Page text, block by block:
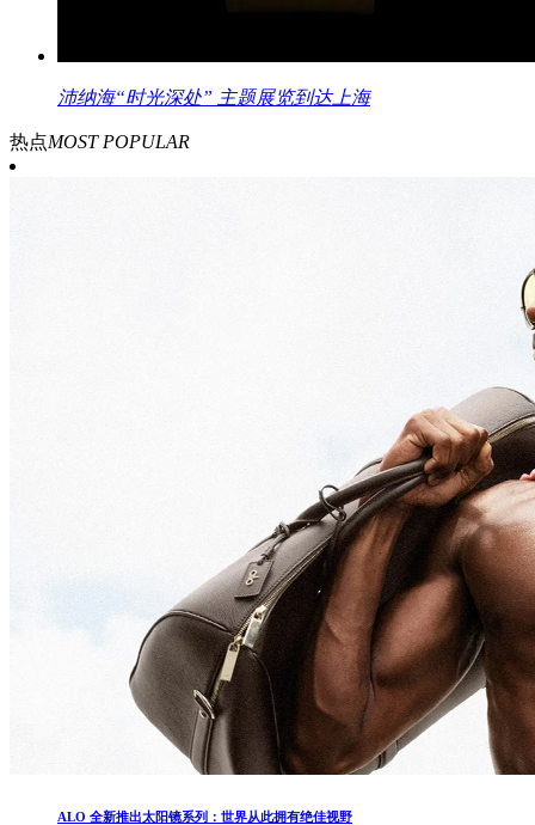
沛纳海“时光深处” 主题展览到达上海
热点MOST POPULAR
ALO 全新推出太阳镜系列：世界从此拥有绝佳视野